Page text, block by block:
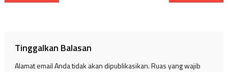
Tinggalkan Balasan
Alamat email Anda tidak akan dipublikasikan.Ruas yang wajib